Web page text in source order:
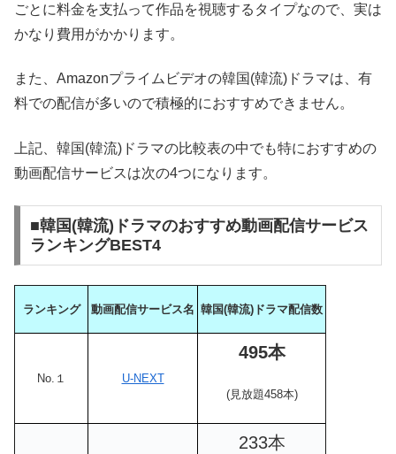
ごとに料金を支払って作品を視聴するタイプなので、実は
かなり費用がかかります。
また、Amazonプライムビデオの韓国(韓流)ドラマは、有
料での配信が多いので積極的におすすめできません。
上記、韓国(韓流)ドラマの比較表の中でも特におすすめの
動画配信サービスは次の4つになります。
■韓国(韓流)ドラマのおすすめ動画配信サービス
ランキングBEST4
ランキング 動画配信サービス名 韓国(韓流)ドラマ配信数
No.１ U-NEXT
495本
(見放題458本)
233本